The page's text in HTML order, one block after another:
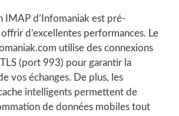
IMAP d’Infomaniak est pré-
d’excellentes performances. Le
utilise des connexions
(port 993) pour garantir la
vos échanges. De plus, les
intelligents permettent de
de données mobiles tout